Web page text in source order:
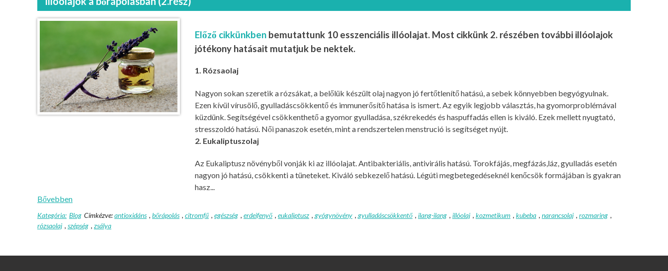
Előző cikkünkbenbemutattunk 10 esszenciális illóolajat. Most cikkünk 2. részében további illóolajok
jótékony hatásait mutatjuk be nektek.
1. Rózsaolaj
Nagyon sokan szeretik a rózsákat, a belőlük készült olaj nagyon jó fertőtlenítő hatású, a sebek könnyebben begyógyulnak.
Ezen kívül vírusölő, gyulladáscsökkentő és immunerősítő hatása is ismert. Az egyik legjobb választás, ha gyomorproblémával
küzdünk. Segítségével csökkenthető a gyomor gyulladása, székrekedés és haspuffadás ellen is kiváló. Ezek mellett nyugtató,
stresszoldó hatású. Női panaszok esetén, mint a rendszertelen menstrució is segítséget nyújt.
2. Eukaliptuszolaj
Az Eukaliptusz növényből vonják ki az illóolajat. Antibakteriális, antivirális hatású. Torokfájás, megfázás,láz, gyulladás esetén
nagyon jó hatású, csökkenti a tüneteket. Kiváló sebkezelő hatású. Légúti megbetegedéseknél kenőcsök formájában is gyakran
hasz...
Bővebben
Kategória: Blog Címkézve:antioxidáns , bőrápolás , citromfű , egészség , erdeifenyő , eukaliptusz , gyógynövény , gyulladáscsökkentő , ilang-ilang , illóolaj , kozmetikum , kubeba , narancsolaj , rozmaring ,
rózsaolaj , szépség , zsálya